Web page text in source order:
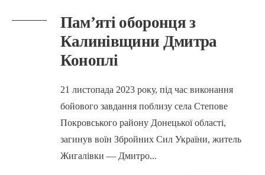
Пам’яті оборонця з
Калинівщини Дмитра
Коноплі
21 листопада 2023 року, під час виконання
бойового завдання поблизу села Степове
Покровського району Донецької області,
загинув воїн Збройних Сил України, житель
Жигалівки — Дмитро...